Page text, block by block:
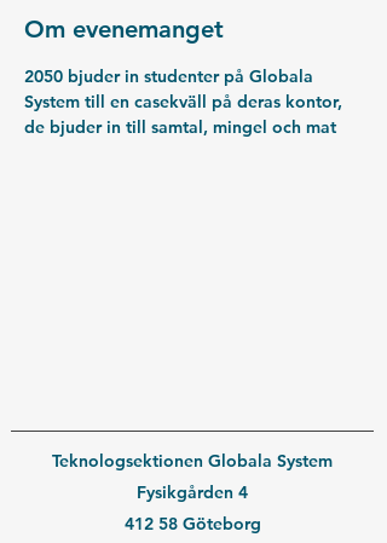
Om evenemanget
2050 bjuder in studenter på Globala
System till en casekväll på deras kontor,
de bjuder in till samtal, mingel och mat
Teknologsektionen Globala System
Fysikgården 4
412 58 Göteborg